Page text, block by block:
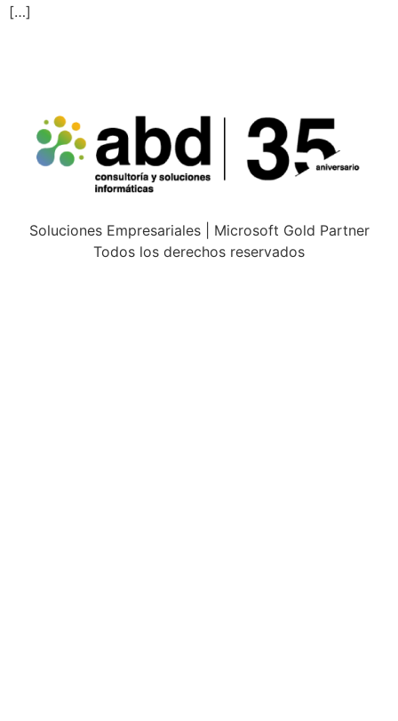
[…]
Soluciones Empresariales | Microsoft Gold Partner
Todos los derechos reservados